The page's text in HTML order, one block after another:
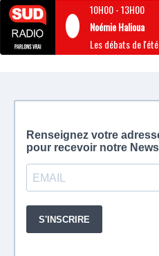
10H00-13H00
Noémie Halioua
Les débats de l'été